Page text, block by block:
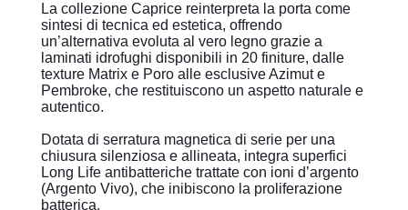
La collezione Caprice reinterpreta la porta come
sintesi di tecnica ed estetica, offrendo
un’alternativa evoluta al vero legno grazie a
laminati idrofughi disponibili in 20 finiture, dalle
texture Matrix e Poro alle esclusive Azimut e
Pembroke, che restituiscono un aspetto naturale e
autentico.
Dotata di serratura magnetica di serie per una
chiusura silenziosa e allineata, integra superfici
Long Life antibatteriche trattate con ioni d’argento
(Argento Vivo), che inibiscono la proliferazione
batterica.